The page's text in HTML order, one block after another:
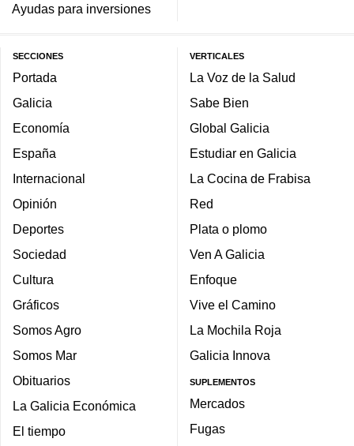
Ayudas para inversiones
SECCIONES
Portada
Galicia
Economía
España
Internacional
Opinión
Deportes
Sociedad
Cultura
Gráficos
Somos Agro
Somos Mar
Obituarios
La Galicia Económica
El tiempo
VERTICALES
La Voz de la Salud
Sabe Bien
Global Galicia
Estudiar en Galicia
La Cocina de Frabisa
Red
Plata o plomo
Ven A Galicia
Enfoque
Vive el Camino
La Mochila Roja
Galicia Innova
SUPLEMENTOS
Mercados
Fugas